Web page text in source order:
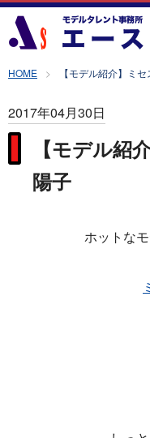
HOME 【モデル紹介】ミ
2017年04月30日
【モデル
陽子
ホットな